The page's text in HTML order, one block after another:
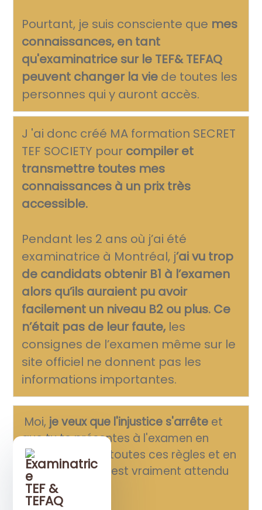
Pourtant, je suis consciente que mes
connaissances, en tant
qu'examinatrice sur le TEF& TEFAQ
peuvent changer la vie de toutes les
personnes qui y auront accès.
J 'ai donc créé MA formation SECRET
TEF SOCIETY pour compiler et
transmettre toutes mes
connaissances à un prix très
accessible.
Pendant les 2 ans où j’ai été
examinatrice à Montréal, j’ai vu trop
de candidats obtenir B1 à l’examen
alors qu’ils auraient pu avoir
facilement un niveau B2 ou plus. Ce
n’était pas de leur faute, les
consignes de l’examen même sur le
site officiel ne donnent pas les
informations importantes.
Moi, je veux que l'injustice s'arrête et
que tu te présentes à l'examen en
maîtrisant déjà toutes ces règles et en
sachant ce qu’il est vraiment attendu
de toi…
Examinatric
e
TEF &
TEFAQ